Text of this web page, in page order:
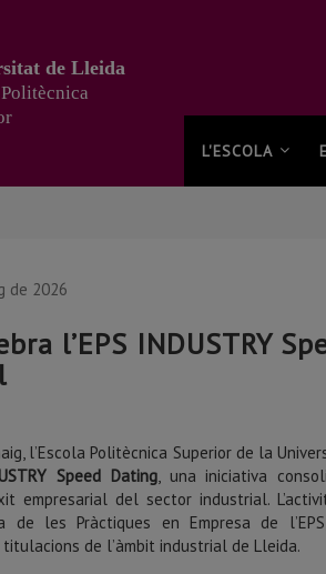
de Lleida
L'ESCOLA
de 2026
l’EPS
l’Escola Politècnica Superior de la
Speed Dating, una iniciativa
empresarial del sector industrial.
de les Pràctiques en Empresa de
de l’àmbit industrial de Lleida.